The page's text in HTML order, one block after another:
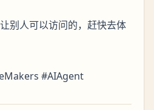
别人可以访问的，赶快去体
#AIAgent